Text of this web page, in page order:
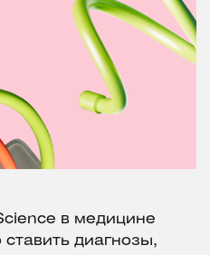
в медицине
диагнозы,